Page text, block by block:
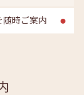
随時ご案内